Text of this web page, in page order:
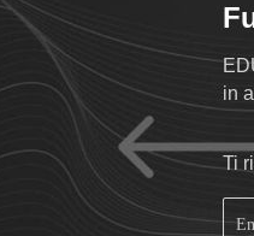
in
Ti